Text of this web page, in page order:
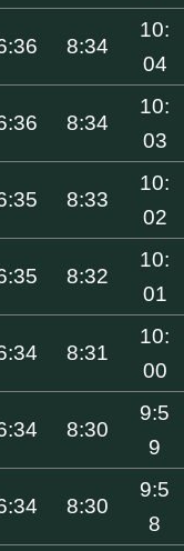
8:34
10:
04
8:34
10:
03
8:33
10:
02
8:32
10:
01
8:31
10:
00
8:30
9:5
9
8:30
9:5
8